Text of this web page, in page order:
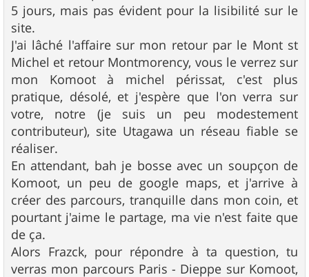
5 jours, mais pas évident pour la lisibilité sur le
site.
J'ai lâché l'affaire sur mon retour par le Mont st
Michel et retour Montmorency, vous le verrez sur
mon Komoot à michel périssat, c'est plus
pratique, désolé, et j'espère que l'on verra sur
votre, notre (je suis un peu modestement
contributeur), site Utagawa un réseau fiable se
réaliser.
En attendant, bah je bosse avec un soupçon de
Komoot, un peu de google maps, et j'arrive à
créer des parcours, tranquille dans mon coin, et
pourtant j'aime le partage, ma vie n'est faite que
de ça.
Alors Frazck, pour répondre à ta question, tu
verras mon parcours Paris - Dieppe sur Komoot,